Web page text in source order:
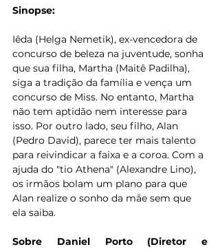
Sinopse:
Iêda (Helga Nemetik), ex-vencedora de
concurso de beleza na juventude, sonha
que sua filha, Martha (Maitê Padilha),
siga a tradição da família e vença um
concurso de Miss. No entanto, Martha
não tem aptidão nem interesse para
isso. Por outro lado, seu filho, Alan
(Pedro David), parece ter mais talento
para reivindicar a faixa e a coroa. Com a
ajuda do "tio Athena" (Alexandre Lino),
os irmãos bolam um plano para que
Alan realize o sonho da mãe sem que
ela saiba.
Sobre Daniel Porto (Diretor e